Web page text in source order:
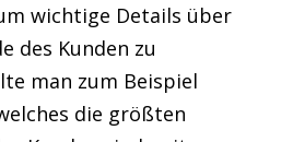
wichtige Details über
des Kunden zu
man zum Beispiel
die größten